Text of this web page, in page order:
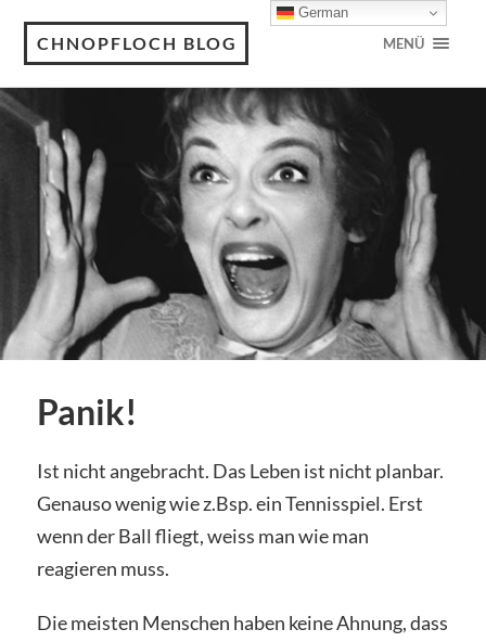
CHNOPFLOCH BLOG MENÜ
Panik!
Ist nicht angebracht. Das Leben ist nicht planbar.
Genauso wenig wie z.Bsp. ein Tennisspiel. Erst
wenn der Ball fliegt, weiss man wie man
reagieren muss.
Die meisten Menschen haben keine Ahnung, dass
German